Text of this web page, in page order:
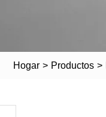
Hogar > Productos >